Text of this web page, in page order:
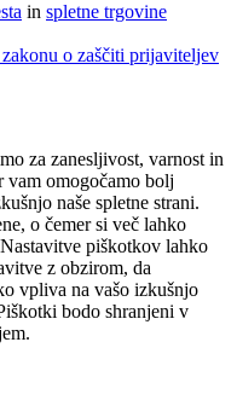
in spletne trgovine
o zaščiti prijaviteljev
za zanesljivost, varnost in
vam omogočamo bolj
naše spletne strani.
o čemer si več lahko
piškotkov lahko
z obzirom, da
vpliva na vašo izkušnjo
bodo shranjeni v